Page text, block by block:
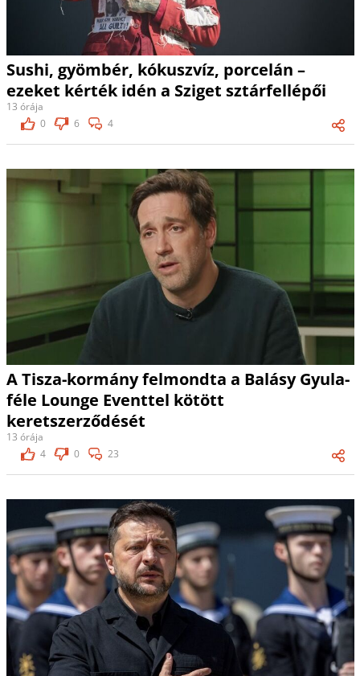
Sushi, gyömbér, kókuszvíz, porcelán –
ezeket kérték idén a Sziget sztárfellépői
13 órája
0
6 4
A Tisza-kormány felmondta a Balásy Gyula-
féle Lounge Eventtel kötött
keretszerződését
13 órája
4
0 23